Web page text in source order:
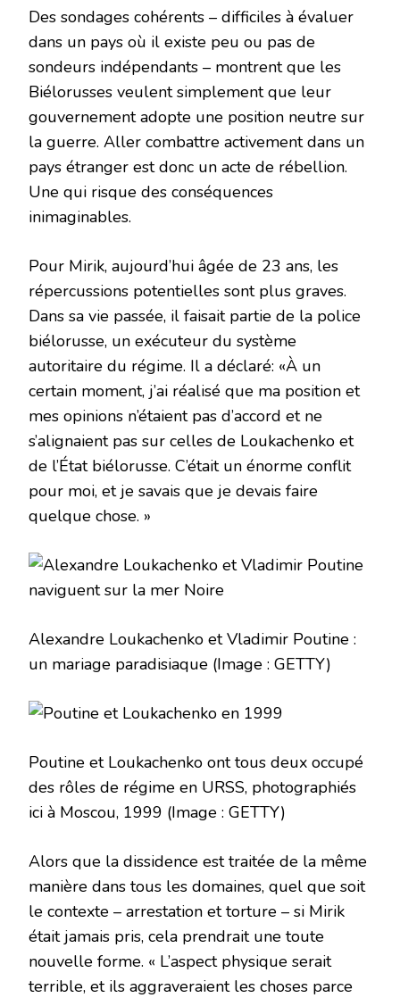
Des sondages cohérents – difficiles à évaluer
dans un pays où il existe peu ou pas de
sondeurs indépendants – montrent que les
Biélorusses veulent simplement que leur
gouvernement adopte une position neutre sur
la guerre. Aller combattre activement dans un
pays étranger est donc un acte de rébellion.
Une qui risque des conséquences
inimaginables.
Pour Mirik, aujourd’hui âgée de 23 ans, les
répercussions potentielles sont plus graves.
Dans sa vie passée, il faisait partie de la police
biélorusse, un exécuteur du système
autoritaire du régime. Il a déclaré: «À un
certain moment, j’ai réalisé que ma position et
mes opinions n’étaient pas d’accord et ne
s’alignaient pas sur celles de Loukachenko et
de l’État biélorusse. C’était un énorme conflit
pour moi, et je savais que je devais faire
quelque chose. »
Alexandre Loukachenko et Vladimir Poutine :
un mariage paradisiaque (Image : GETTY)
Poutine et Loukachenko ont tous deux occupé
des rôles de régime en URSS, photographiés
ici à Moscou, 1999 (Image : GETTY)
Alors que la dissidence est traitée de la même
manière dans tous les domaines, quel que soit
le contexte – arrestation et torture – si Mirik
était jamais pris, cela prendrait une toute
nouvelle forme. « L’aspect physique serait
terrible, et ils aggraveraient les choses parce